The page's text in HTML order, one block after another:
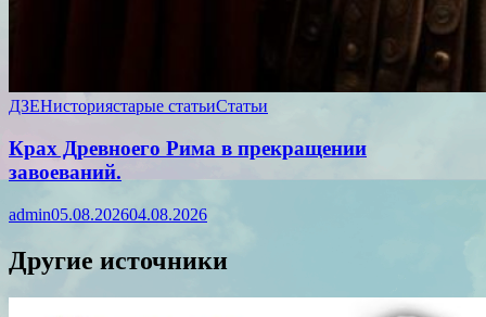
ДЗЕНисториястарые статьиСтатьи
Крах Древноего Рима в прекращении
завоеваний.
admin05.08.202604.08.2026
Другие источники